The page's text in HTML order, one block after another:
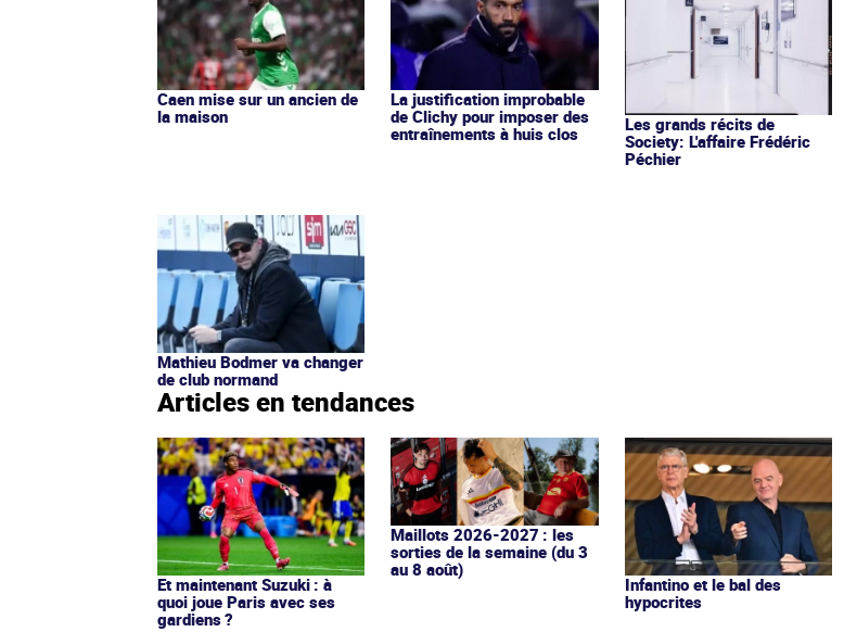
Caen mise sur un ancien de
la maison
La justification improbable
de Clichy pour imposer des
entraînements à huis clos
Les grands récits de
Society: L'affaire Frédéric
Péchier
Mathieu Bodmer va changer
de club normand
Articles en tendances
Et maintenant Suzuki : à
quoi joue Paris avec ses
gardiens ?
Maillots 2026-2027 : les
sorties de la semaine (du 3
au 8 août)
Infantino et le bal des
hypocrites